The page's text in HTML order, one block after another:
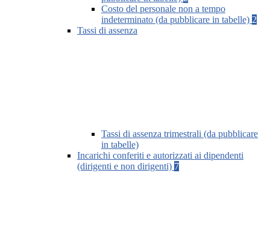
Costo del personale non a tempo
indeterminato (da pubblicare in tabelle) 2
Tassi di assenza
Tassi di assenza trimestrali (da pubblicare
in tabelle)
Incarichi conferiti e autorizzati ai dipendenti
(dirigenti e non dirigenti) 7